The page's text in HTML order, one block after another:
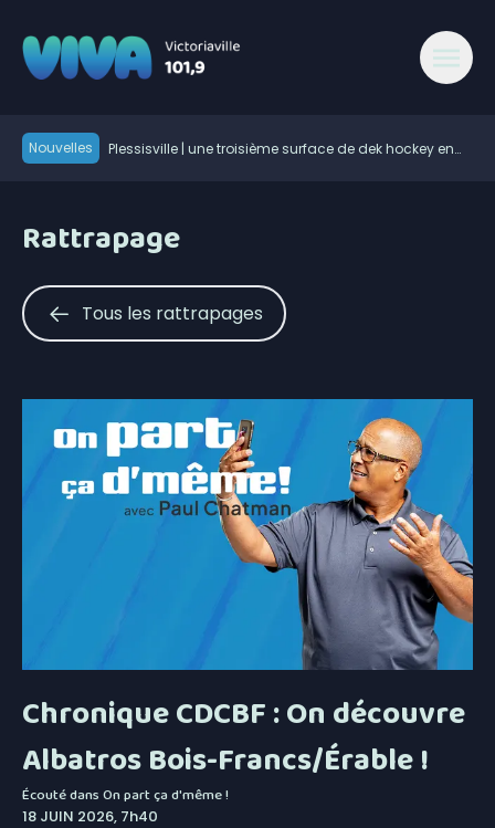
Nouvelles
Plessisville | une troisième surface de dek hockey en
Victoriaville Fenergic
Natural Forces Québec évalue le potentiel éolien dans
dans Lanaudière
Une belle programmation pour Mont en fête
Les Éleveurs de porcs du Centre-du-Québec ont 60
« Au-delà des 96 M$, c’est l’humain qui est important
» : Vincent Bourassa raconte les débuts de Matthew
Bergeron
Le service d’accouchement suspendu cinq jours à
l’Hôtel-Dieu d’Arthabaska
Rattrapage
Tous les rattrapages
Chronique CDCBF : On découvre
Albatros Bois-Francs/Érable !
Écouté dansOn part ça d'même !
18 JUIN 2026, 7h40